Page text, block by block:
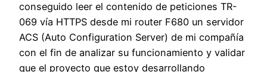
conseguido leer el contenido de peticiones TR-
069 vía HTTPS desde mi router F680 un servidor
ACS (Auto Configuration Server) de mi compañía
con el fin de analizar su funcionamiento y validar
que el proyecto que estoy desarrollando